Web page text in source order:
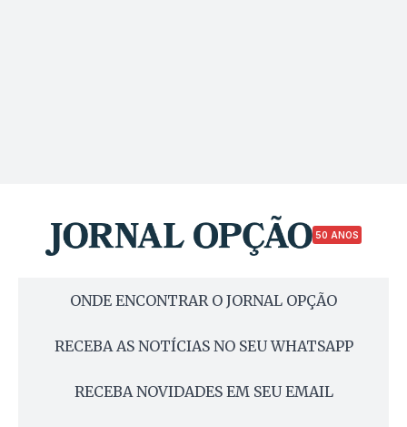
50 ANOS
ONDE ENCONTRAR O JORNAL OPÇÃO
RECEBA AS NOTÍCIAS NO SEU WHATSAPP
RECEBA NOVIDADES EM SEU EMAIL